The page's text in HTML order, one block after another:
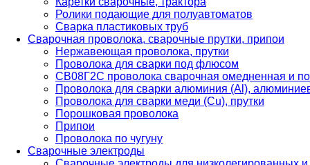
Ролики подающие для полуавтоматов
Сварка пластиковых труб
Сварочная проволока, сварочные прутки, припои
Нержавеющая проволока, прутки
Проволока для сварки под флюсом
СВ08Г2С проволока сварочная омедненная и
Проволока для сварки алюминия (Al),
Проволока для сварки меди (Cu), прутки
Порошковая проволока
Припои
Проволока по чугуну
Сварочные электроды